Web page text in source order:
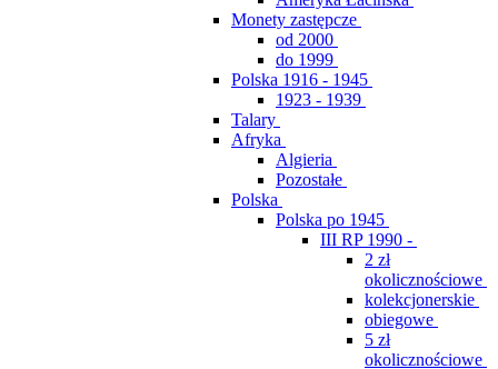
Monety zastępcze
od 2000
do 1999
Polska 1916 - 1945
1923 - 1939
Talary
Afryka
Algieria
Pozostałe
Polska
Polska po 1945
III RP 1990 -
2 zł
okolicznościowe
kolekcjonerskie
obiegowe
5 zł
okolicznościowe